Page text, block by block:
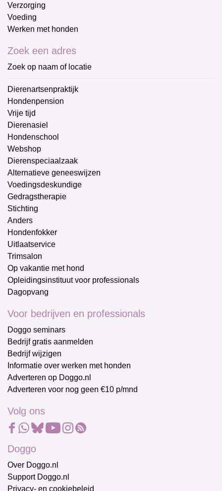
Verzorging
Voeding
Werken met honden
Zoek een adres
Zoek op naam of locatie
Dierenartsenpraktijk
Hondenpension
Vrije tijd
Dierenasiel
Hondenschool
Webshop
Dierenspeciaalzaak
Alternatieve geneeswijzen
Voedingsdeskundige
Gedragstherapie
Stichting
Anders
Hondenfokker
Uitlaatservice
Trimsalon
Op vakantie met hond
Opleidingsinstituut voor professionals
Dagopvang
Voor bedrijven en professionals
Doggo seminars
Bedrijf gratis aanmelden
Bedrijf wijzigen
Informatie over werken met honden
Adverteren op Doggo.nl
Adverteren voor nog geen €10 p/mnd
Volg ons
Doggo
Over Doggo.nl
Support Doggo.nl
Privacy- en cookiebeleid